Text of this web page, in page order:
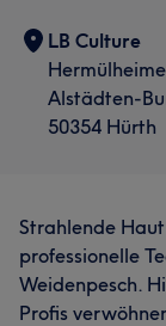
LB Culture
Alstädten-
50354 Hürth
Strahlende
professionelle
Weidenpesch.
Profis